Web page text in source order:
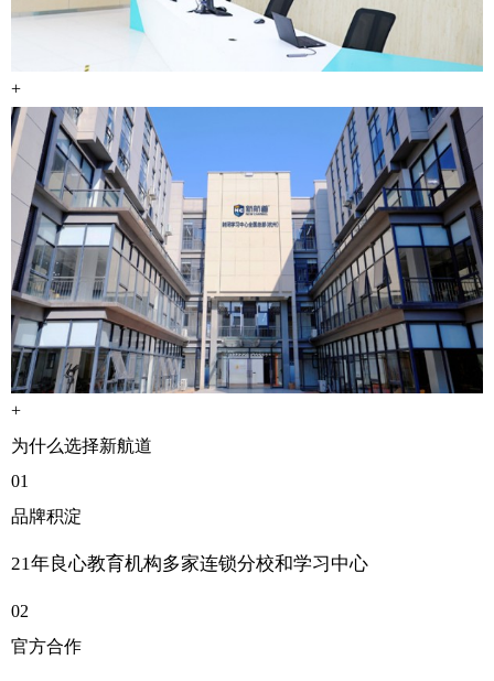
+
+
为什么选择新航道
01
品牌积淀
21年良心教育机构多家连锁分校和学习中心
02
官方合作